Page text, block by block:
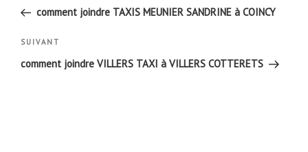
l’article
précédent
comment joindre TAXIS MEUNIER SANDRINE à COINCY
Article
suivant
SUIVANT
comment joindre VILLERS TAXI à VILLERS COTTERETS